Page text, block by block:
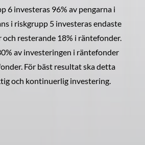
6 investeras 96% av pengarna i
i riskgrupp 5 investeras endaste
resterande 18% i räntefonder.
av investeringen i räntefonder
För bäst resultat ska detta
och kontinuerlig investering.